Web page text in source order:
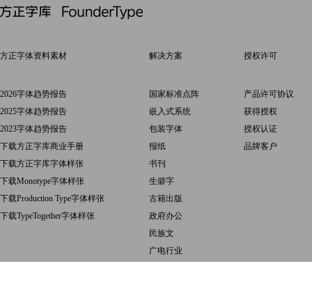
方正字体资料素材
2026字体趋势报告
2025字体趋势报告
2023字体趋势报告
下载方正字库商业手册
下载方正字库字体样张
下载Monotype字体样张
下载Production Type字体样张
下载TypeTogether字体样张
解决方案
国家标准点阵
嵌入式系统
包装字体
报纸
书刊
生僻字
古籍出版
政府办公
民族文
广电行业
授权许可
产品许可协议
获得授权
授权认证
品牌客户